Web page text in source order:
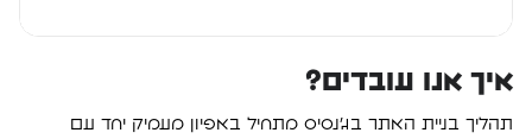
איך אנו עובדים?
תהליך בניית האתר בג’נסיס מתחיל באפיון מעמיק יחד עם